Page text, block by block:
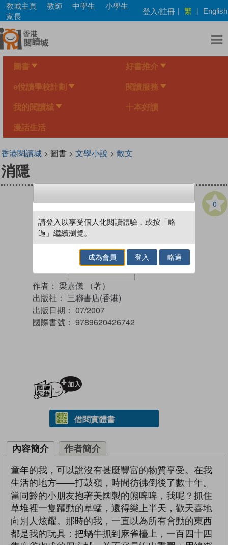
Skip
main
content
教城主頁 教師 中學生
小學生
家長
登入/註冊 | 繁 | English
圖書 好書推介
e悅讀學校計劃 閱讀服務
我的閱讀城 十本好讀
漫話生活
香港閱讀城> 圖書 > 文學小說 > 散文
消隱
0
作者： 梁嘉儀 （著）
出版社： 三聯書店(香港)
出版日期： 07/2007
國際書號： 9789620426742
借閱實體書
內容簡介 作者簡介
童年的我，可以說沒有甚麼豐富的物質享受。在我
生活的地方——打鼓嶺，時間彷彿倒後了數十年。
當同齡的小朋友抱著美國製的熊啤啤，我呢？抓住
草堆裡一隻躍動的草蜢，還得樂上半天，歡天喜地
向別人炫耀。那時的我，一直以為所有會動的東西
都是我的玩具：把蝸牛抓到麻雀檯上，一百四十四
請登入以享受個人化閱讀體驗，或按「略
過」繼續瀏覽。
成為會員 登入 略過